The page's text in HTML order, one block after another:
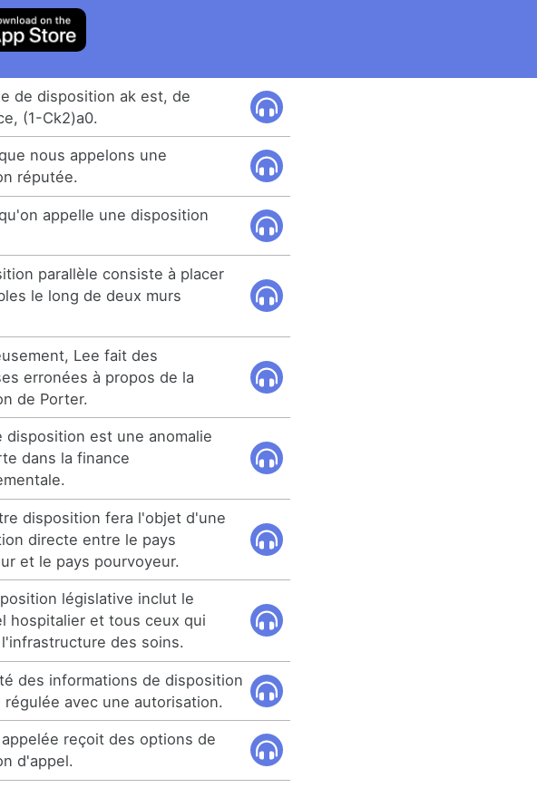
de disposition ak est, de
(1-Ck2)a0.
nous appelons une
réputée.
appelle une disposition
parallèle consiste à placer
le long de deux murs
Lee fait des
erronées à propos de la
de Porter.
disposition est une anomalie
dans la finance
disposition fera l'objet d'une
directe entre le pays
et le pays pourvoyeur.
législative inclut le
hospitalier et tous ceux qui
des soins.
des informations de disposition
avec une autorisation.
reçoit des options de
d'appel.